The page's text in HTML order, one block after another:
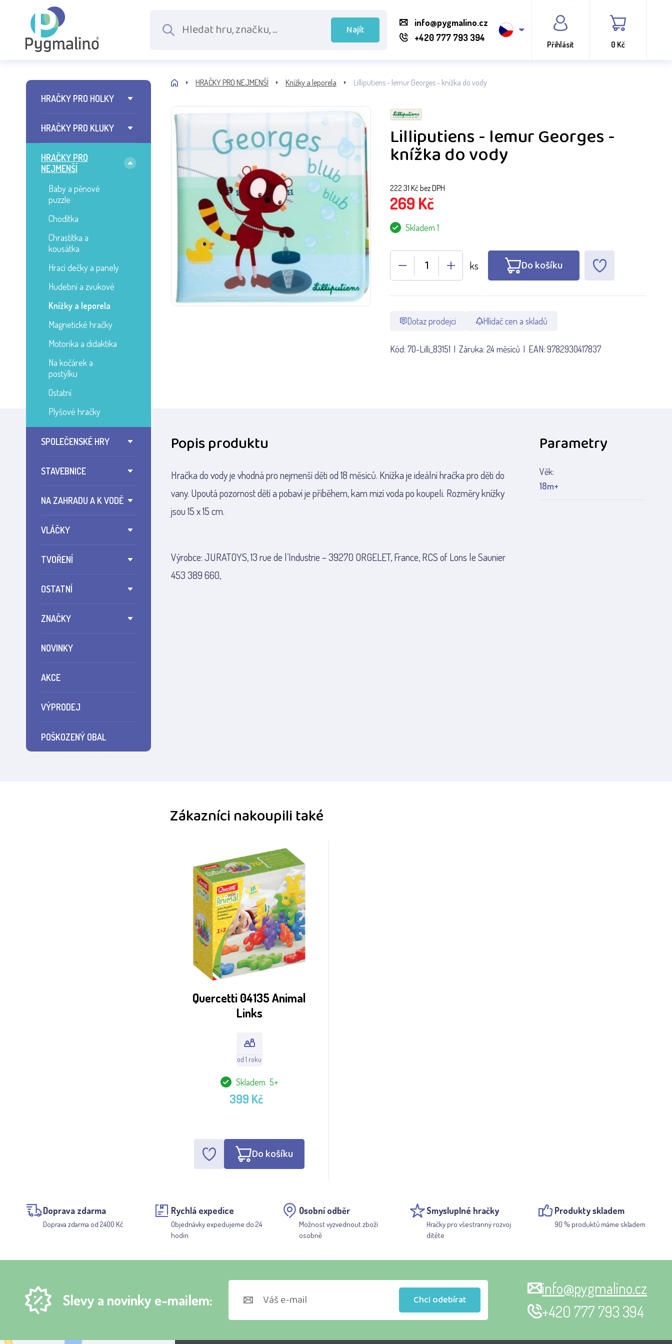
Najít
info@pygmalino.cz
+420 777 793 394
Přihlásit 0 Kč
HRAČKY PRO HOLKY
HRAČKY PRO KLUKY
HRAČKY PRO
NEJMENŠÍ
Baby a pěnové
puzzle
Chodítka
Chrastítka a
kousátka
Hrací dečky a panely
Hudební a zvukové
Knížky a leporela
Magnetické hračky
Motorika a didaktika
Na kočárek a
postýlku
Ostatní
Plyšové hračky
SPOLEČENSKÉ HRY
STAVEBNICE
NA ZAHRADU A K VODĚ
VLÁČKY
TVOŘENÍ
OSTATNÍ
ZNAČKY
NOVINKY
AKCE
VÝPRODEJ
POŠKOZENÝ OBAL
HRAČKY PRO NEJMENŠÍ Knížky a leporela Lilliputiens - lemur Georges - knížka do vody
Lilliputiens - lemur Georges -
knížka do vody
222.31 Kč bez DPH
269 Kč
Skladem 1
ks Do košíku
Dotaz prodejci Hlídač cen a skladů
Kód: 70-Lilli_83151 Záruka: 24 měsíců EAN: 9782930417837
Popis produktu
Hračka do vody je vhodná pro nejmenší děti od 18 měsíců. Knížka je ideální hračka pro děti do
vany. Upoutá pozornost dětí a pobaví je příběhem, kam mizí voda po koupeli. Rozměry knížky
jsou 15 x 15 cm.
Výrobce: JURATOYS, 13 rue de l’Industrie – 39270 ORGELET, France, RCS of Lons le Saunier
453 389 660,
Parametry
Věk:
18m+
Zákazníci nakoupili také
Quercetti 04135 Animal
Links
od 1 roku
Skladem 5+
399 Kč
Do košíku
Doprava zdarma
Doprava zdarma od 2400 Kč
Rychlá expedice
Objednávky expedujeme do 24
hodin
Osobní odběr
Možnost vyzvednout zboží
osobně
Smysluplné hračky
Hračky pro všestranný rozvoj
dítěte
Produkty skladem
90 % produktů máme skladem
Slevy a novinky e-mailem: Chci odebírat
info@pygmalino.cz
+420 777 793 394